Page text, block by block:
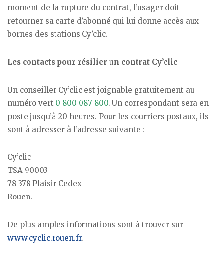
moment de la rupture du contrat, l’usager doit
retourner sa carte d’abonné qui lui donne accès aux
bornes des stations Cy’clic.
Les contacts pour résilier un contrat Cy’clic
Un conseiller Cy’clic est joignable gratuitement au
numéro vert 0 800 087 800. Un correspondant sera en
poste jusqu’à 20 heures. Pour les courriers postaux, ils
sont à adresser à l’adresse suivante :
Cy’clic
TSA 90003
78 378 Plaisir Cedex
Rouen.
De plus amples informations sont à trouver sur
www.cyclic.rouen.fr.